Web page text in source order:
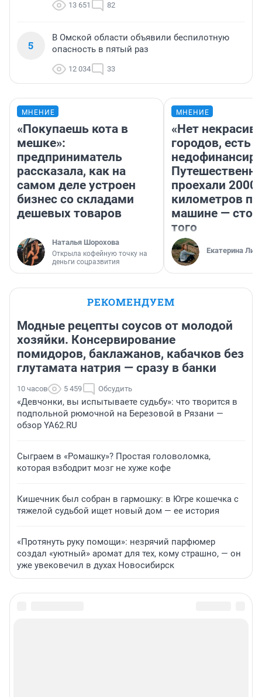
13 651 82
5
В Омской области объявили беспилотную
опасность в пятый раз
12 034 33
МНЕНИЕ
«Покупаешь кота в
мешке»:
предприниматель
рассказала, как на
самом деле устроен
бизнес со складами
дешевых товаров
Наталья Шорохова
Открыла кофейную точку на
деньги соцразвития
МНЕНИЕ
«Нет
городов, есть
проехали 2000
километров по
машине —
того
Екатерина
РЕКОМЕНДУЕМ
Модные рецепты соусов от молодой
хозяйки. Консервирование
помидоров, баклажанов, кабачков без
глутамата натрия — сразу в банки
10 часов 5 459 Обсудить
«Девчонки, вы испытываете судьбу»: что творится в
подпольной рюмочной на Березовой в Рязани —
обзор YA62.RU
Сыграем в «Ромашку»? Простая головоломка,
которая взбодрит мозг не хуже кофе
Кишечник был собран в гармошку: в Югре кошечка с
тяжелой судьбой ищет новый дом — ее история
«Протянуть руку помощи»: незрячий парфюмер
создал «уютный» аромат для тех, кому страшно, — он
уже увековечил в духах Новосибирск